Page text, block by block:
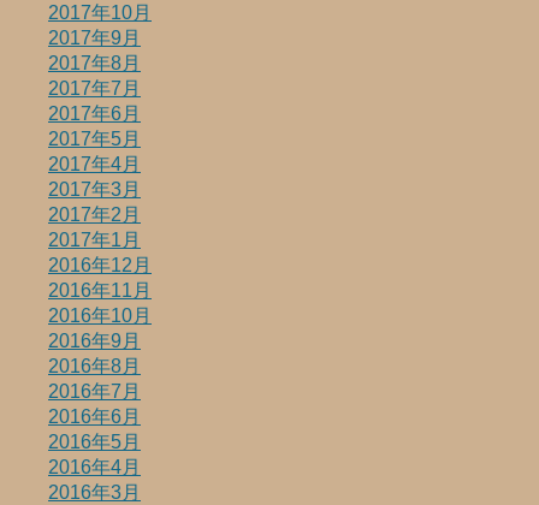
2017年10月
2017年9月
2017年8月
2017年7月
2017年6月
2017年5月
2017年4月
2017年3月
2017年2月
2017年1月
2016年12月
2016年11月
2016年10月
2016年9月
2016年8月
2016年7月
2016年6月
2016年5月
2016年4月
2016年3月